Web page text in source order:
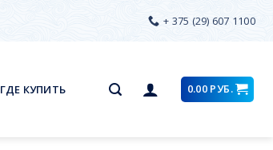
+ 375 (29) 607 1100
ГДЕ КУПИТЬ 0.00 РУБ.